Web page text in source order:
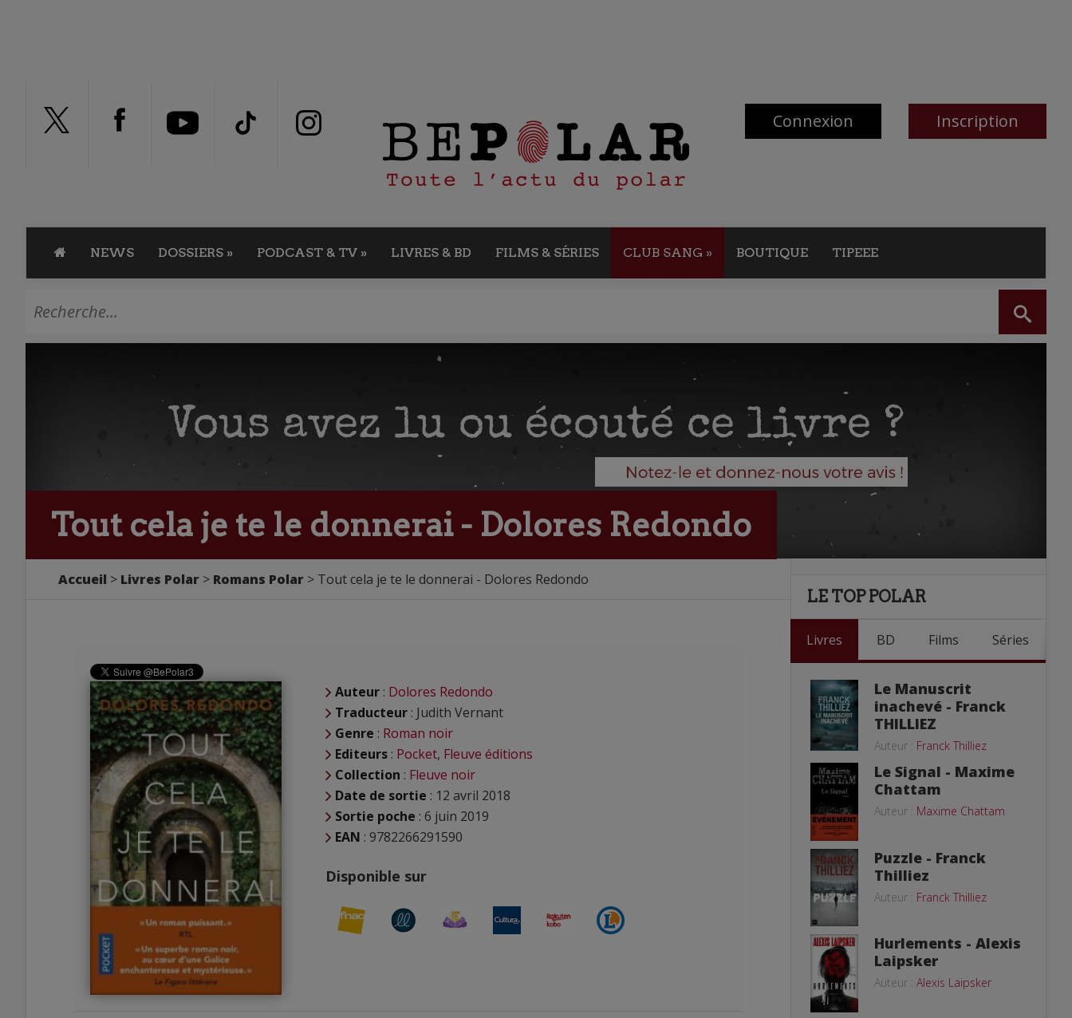
Connexion Inscription
NEWS DOSSIERS » PODCAST & TV » LIVRES & BD FILMS & SÉRIES CLUB SANG » BOUTIQUE TIPEEE
Tout cela je te le donnerai - Dolores Redondo
Accueil Livres Polar Romans Polar Tout cela je te le donnerai - Dolores Redondo
Auteur : Dolores Redondo
Traducteur : Judith Vernant
Genre : Roman noir
Editeurs : Pocket, Fleuve éditions
Collection : Fleuve noir
Date de sortie : 12 avril 2018
Sortie poche : 6 juin 2019
EAN : 9782266291590
Disponible sur
LE TOP POLAR
Livres BD Films Séries
Le Manuscrit
inachevé - Franck
THILLIEZ
Auteur : Franck Thilliez
Le Signal - Maxime
Chattam
Auteur : Maxime Chattam
Puzzle - Franck
Thilliez
Auteur : Franck Thilliez
Hurlements - Alexis
Laipsker
Auteur : Alexis Laipsker